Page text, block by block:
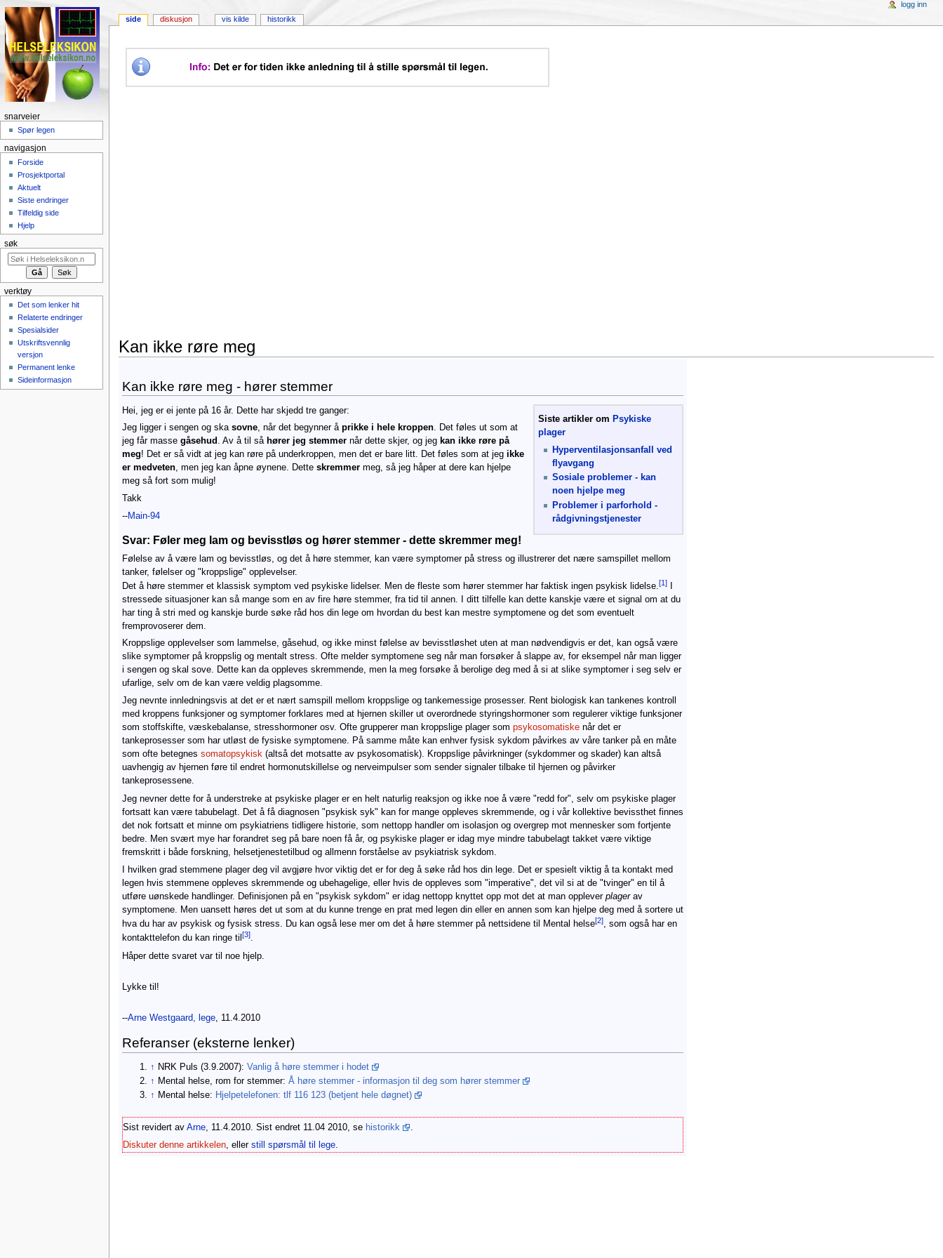
Kan ikke røre meg
Kan ikke røre meg - hører stemmer
Siste artikler om Psykiske
plager
Hyperventilasjonsanfall ved
flyavgang
Sosiale problemer - kan
noen hjelpe meg
Problemer i parforhold -
rådgivningstjenester
Hei, jeg er ei jente på 16 år. Dette har skjedd tre ganger:
Jeg ligger i sengen og ska sovne, når det begynner å prikke i hele kroppen. Det føles ut som at
jeg får masse gåsehud . Av å til så hører jeg stemmernår dette skjer, og jeg kan ikke røre på
meg! Det er så vidt at jeg kan røre på underkroppen, men det er bare litt. Det føles som at jeg ikke
er medveten, men jeg kan åpne øynene. Dette skremmermeg, så jeg håper at dere kan hjelpe
meg så fort som mulig!
Takk
--Main-94
Svar: Føler meg lam og bevisstløs og hører stemmer - dette skremmer meg!
Følelse av å være lam og bevisstløs, og det å høre stemmer, kan være symptomer på stress og illustrerer det nære samspillet mellom
tanker, følelser og "kroppslige" opplevelser.
Det å høre stemmer et klassisk symptom ved psykiske lidelser. Men de fleste som hører stemmer har faktisk ingen psykisk lidelse. [1]I
stressede situasjoner kan så mange som en av fire høre stemmer, fra tid til annen. I ditt tilfelle kan dette kanskje være et signal om at du
har ting å stri med og kanskje burde søke råd hos din lege om hvordan du best kan mestre symptomene og det som eventuelt
fremprovoserer dem.
Kroppslige opplevelser som lammelse, gåsehud, og ikke minst følelse av bevisstløshet uten at man nødvendigvis er det, kan også være
slike symptomer på kroppslig og mentalt stress. Ofte melder symptomene seg når man forsøker å slappe av, for eksempel når man ligger
i sengen og skal sove. Dette kan da oppleves skremmende, men la meg forsøke å berolige deg med å si at slike symptomer i seg selv er
ufarlige, selv om de kan være veldig plagsomme.
Jeg nevnte innledningsvis at det er et nært samspill mellom kroppslige og tankemessige prosesser. Rent biologisk kan tankenes kontroll
med kroppens funksjoner og symptomer forklares med at hjernen skiller ut overordnede styringshormoner som regulerer viktige funksjoner
som stoffskifte, væskebalanse, stresshormoner osv. Ofte grupperer man kroppslige plager som psykosomatiskenår det er
tankeprosesser som har utløst de fysiske symptomene. På samme måte kan enhver fysisk sykdom påvirkes av våre tanker på en måte
som ofte betegnes somatopsykisk(altså det motsatte av psykosomatisk). Kroppslige påvirkninger (sykdommer og skader) kan altså
uavhengig av hjernen føre til endret hormonutskillelse og nerveimpulser som sender signaler tilbake til hjernen og påvirker
tankeprosessene.
Jeg nevner dette for å understreke at psykiske plager er en helt naturlig reaksjon og ikke noe å være "redd for", selv om psykiske plager
fortsatt kan være tabubelagt. Det å få diagnosen "psykisk syk" kan for mange oppleves skremmende, og i vår kollektive bevissthet finnes
det nok fortsatt et minne om psykiatriens tidligere historie, som nettopp handler om isolasjon og overgrep mot mennesker som fortjente
bedre. Men svært mye har forandret seg på bare noen få år, og psykiske plager er idag mye mindre tabubelagt takket være viktige
fremskritt i både forskning, helsetjenestetilbud og allmenn forståelse av psykiatrisk sykdom.
I hvilken grad stemmene plager deg vil avgjøre hvor viktig det er for deg å søke råd hos din lege. Det er spesielt viktig å ta kontakt med
legen hvis stemmene oppleves skremmende og ubehagelige, eller hvis de oppleves som "imperative", det vil si at de "tvinger" en til å
utføre uønskede handlinger. Definisjonen på en "psykisk sykdom" er idag nettopp knyttet opp mot det at man opplever plagerav
symptomene. Men uansett høres det ut som at du kunne trenge en prat med legen din eller en annen som kan hjelpe deg med å sortere ut
hva du har av psykisk og fysisk stress. Du kan også lese mer om det å høre stemmer på nettsidene til Mental helse[2], som også har en
kontakttelefon du kan ringe til [3].
Håper dette svaret var til noe hjelp.
Lykke til!
--Arne Westgaard, lege, 11.4.2010
Referanser (eksterne lenker)
↑ NRK Puls (3.9.2007):Vanlig å høre stemmer i hodet
↑ Mental helse, rom for stemmer:Å høre stemmer - informasjon til deg som hører stemmer
↑ Mental helse: Hjelpetelefonen: tlf 116 123 (betjent hele døgnet)
Sist revidert av Arne, 11.4.2010. Sist endret 11.04 2010, se historikk
Diskuter denne artikkelen, eller still spørsmål til lege.
side diskusjon vis kilde historikk
logg inn
snarveier
Spør legen
navigasjon
Forside
Prosjektportal
Aktuelt
Siste endringer
Tilfeldig side
Hjelp
søk
verktøy
Det som lenker hit
Relaterte endringer
Spesialsider
Utskriftsvennlig
versjon
Permanent lenke
Sideinformasjon